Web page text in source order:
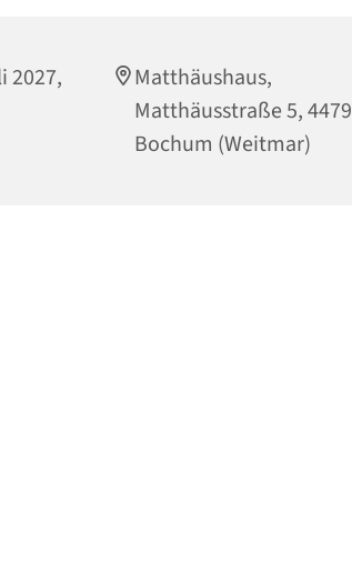
2027,
Matthäushaus,
Matthäusstraße 5,
Bochum (Weitmar)